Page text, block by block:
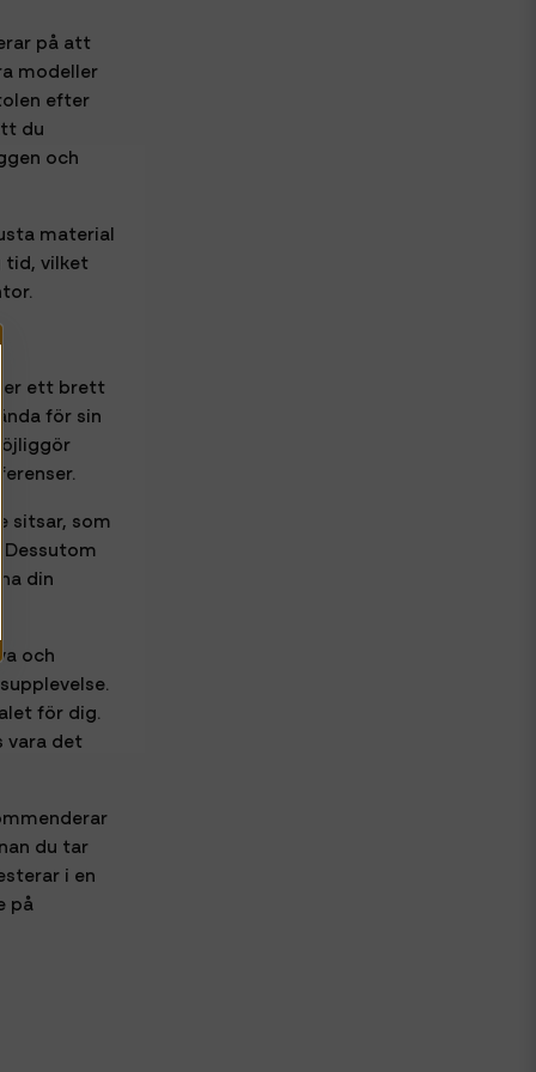
på att
modeller
efter
du
och
material
tid, vilket
ett brett
för sin
sitsar, som
din
och
för dig.
vara det
du tar
i en
på